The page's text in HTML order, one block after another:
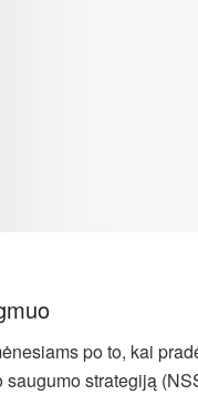
po to, kai
strategiją